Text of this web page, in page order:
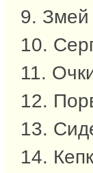
9. Змей
10.
11.
12.
13.
14.